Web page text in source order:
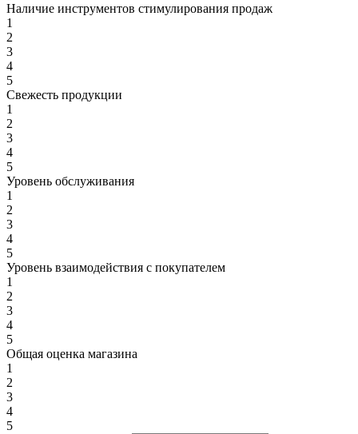
Наличие инструментов стимулирования продаж
1
2
3
4
5
Свежесть продукции
1
2
3
4
5
Уровень обслуживания
1
2
3
4
5
Уровень взаимодействия с покупателем
1
2
3
4
5
Общая оценка магазина
1
2
3
4
5